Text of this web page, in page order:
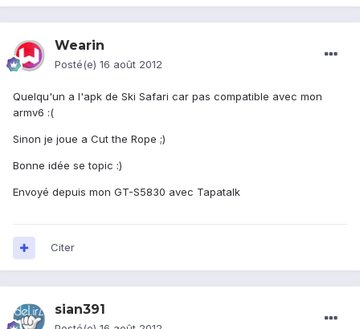
Wearin
Posté(e) 16 août 2012
Quelqu'un a l'apk de Ski Safari car pas compatible avec mon
armv6 :(
Sinon je joue a Cut the Rope ;)
Bonne idée se topic :)
Envoyé depuis mon GT-S5830 avec Tapatalk
Citer
sian391